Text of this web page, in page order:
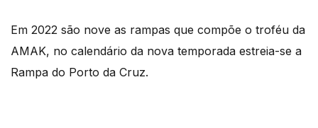
Em 2022 são nove as rampas que compõe o troféu da
AMAK, no calendário da nova temporada estreia-se a
Rampa do Porto da Cruz.